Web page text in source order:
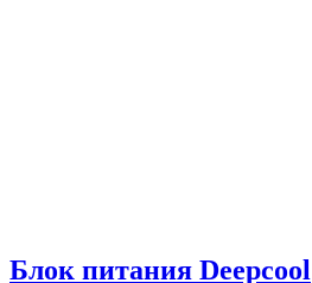
Блок питания Deepcool